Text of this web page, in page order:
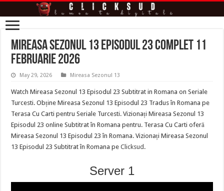
Mireasa Sezonul 13 Episodul 23 complet 11
Februarie 2026
May 29, 2026 Mireasa Sezonul 13
Watch Mireasa Sezonul 13 Episodul 23 Subtitrat in Romana on Seriale
Turcesti. Obține Mireasa Sezonul 13 Episodul 23 Tradus în Romana pe
Terasa Cu Carti pentru Seriale Turcesti. Vizionați Mireasa Sezonul 13
Episodul 23 online Subtitrat în Romana pentru. Terasa Cu Carti oferă
Mireasa Sezonul 13 Episodul 23 în Romana. Vizionați Mireasa Sezonul
13 Episodul 23 Subtitrat în Romana peClicksud .
Server 1